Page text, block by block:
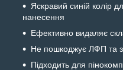
Яскравий синій колір
нанесення
Ефективно видаляє
Не пошкоджує ЛФП та
Підходить для